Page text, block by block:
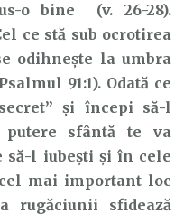
o bine (v. 26-28).
ce stă sub ocrotirea
odihnește la umbra
91:1). Odată ce
și începi să-l
sfântă te va
să-l iubești și în cele
mai important loc
rugăciunii sfidează